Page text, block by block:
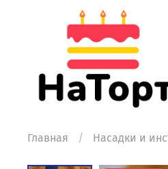
Главная Насадки и